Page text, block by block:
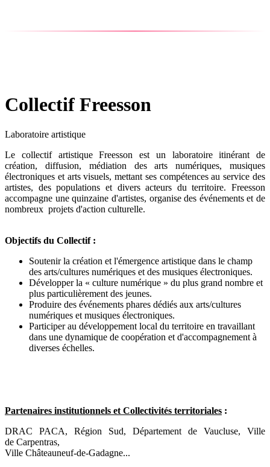
Collectif Freesson
Laboratoire artistique
Le collectif artistique Freesson est un laboratoire itinérant de
création, diffusion, médiation des arts numériques, musiques
électroniques et arts visuels, mettant ses compétences au service des
artistes, des populations et divers acteurs du territoire. Freesson
accompagne une quinzaine d'artistes, organise des événements et de
nombreux projets d'action culturelle.
Objectifs du Collectif :
Soutenir la création et l'émergence artistique dans le champ
des arts/cultures numériques et des musiques électroniques.
Développer la « culture numérique » du plus grand nombre et
plus particulièrement des jeunes.
Produire des événements phares dédiés aux arts/cultures
numériques et musiques électroniques.
Participer au développement local du territoire en travaillant
dans une dynamique de coopération et d'accompagnement à
diverses échelles.
Partenaires institutionnels et Collectivités territoriales :
DRAC PACA, Région Sud, Département de Vaucluse, Ville
de Carpentras,
Ville Châteauneuf-de-Gadagne...